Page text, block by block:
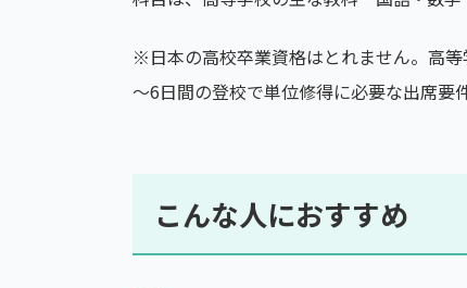
※日本の高校卒業資格はとれません。高
～6日間の登校で単位修得に必要な出席要
こんな人におすすめ